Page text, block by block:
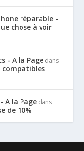
réparable -
chose à voir
- A la Page dans
compatibles
A la Page dans
de 10%